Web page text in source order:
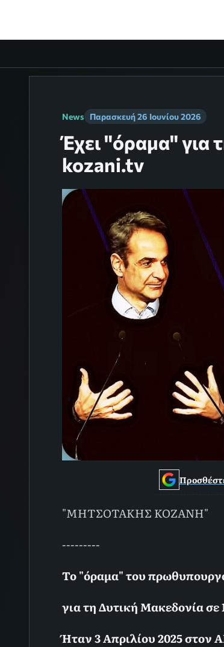
News Παρασκευή 26 Ιουνίου 2026
Έχει "όραμα" για
kozani.tv
"ΜΗΤΣΟΤΑΚΗΣ
---------
Το "όραμα" του
για τη Δυτική Μακεδονία σε
Ήταν 3 Απριλίου 2025 στον